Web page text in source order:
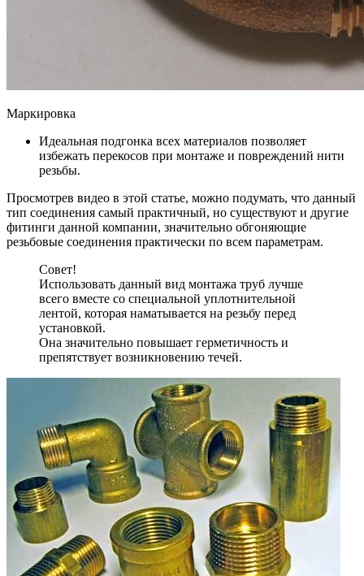
Маркировка
Идеальная подгонка всех материалов позволяет
избежать перекосов при монтаже и повреждений нити
резьбы.
Просмотрев видео в этой статье, можно подумать, что данный
тип соединения самый практичный, но существуют и другие
фитинги данной компании, значительно обгоняющие
резьбовые соединения практически по всем параметрам.
Совет!
Использовать данный вид монтажа труб лучше
всего вместе со специальной уплотнительной
лентой, которая наматывается на резьбу перед
установкой.
Она значительно повышает герметичность и
препятствует возникновению течей.